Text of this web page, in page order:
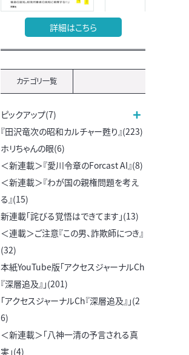
詳細はこちら
カテゴリ一覧
ピックアップ(7)
『田沢竜次の昭和カルチャー甦り』(223)
ホリちゃんの眼(6)
＜新連載＞『愛川令章のForcast AI』(8)
＜新連載＞『わが国の親権問題を考え
る』(15)
新連載「詫びる覚悟はできてます」(13)
＜連載＞ご注意『この男、詐欺師につき』
(32)
本紙YouTube版「アクセスジャーナルCh
『深層追及』」(201)
「アクセスジャーナルCh『深層追及』」(2
6)
＜新連載＞「八神一清の予言される真
実」(4)